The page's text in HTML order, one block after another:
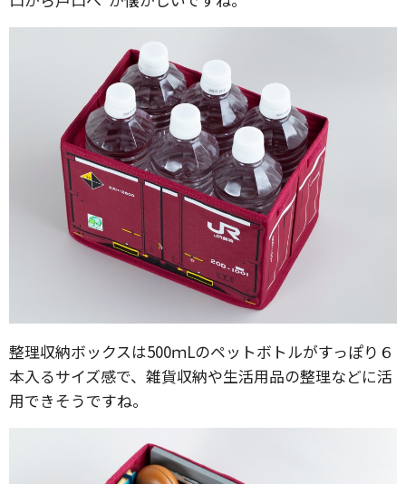
整理収納ボックスは500ｍLのペットボトルがすっぽり６
本入るサイズ感で、雑貨収納や生活用品の整理などに活
用できそうですね。